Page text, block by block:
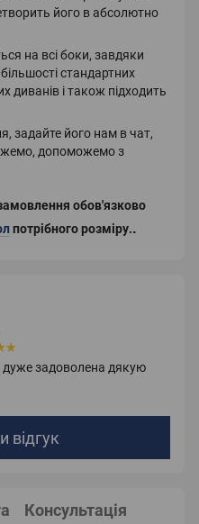
його в абсолютно
на всі боки, завдяки
стандартних
диванів і також підходить
задайте його нам в чат,
допоможемо з
обов'язково
потрібного розміру..
задоволена дякую
відгук
Консультація